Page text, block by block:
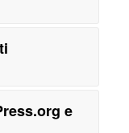
e